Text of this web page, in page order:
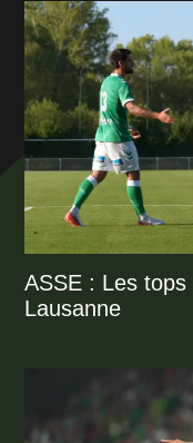
ASSE : Les
Lausanne